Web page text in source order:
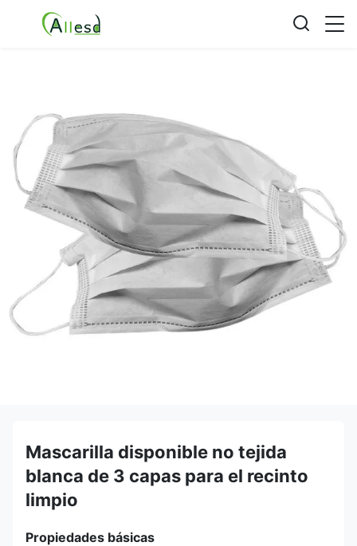
Mascarilla disponible no tejida
blanca de 3 capas para el recinto
limpio
Propiedades básicas